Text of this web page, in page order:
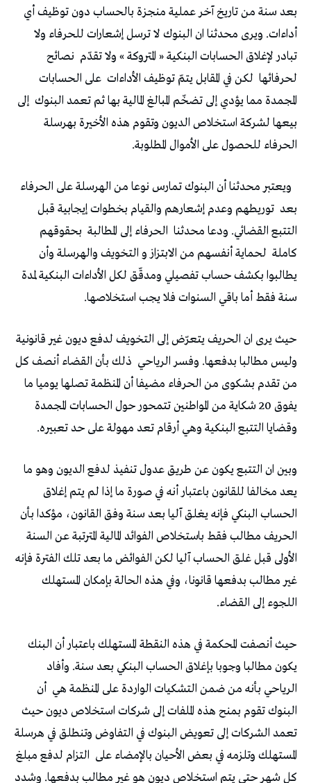
بعد سنة من تاريخ آخر عملية منجزة بالحساب دون توظيف أي
أداءات. ويرى محدثنا ان البنوك لا ترسل إشعارات للحرفاء ولا
تبادر لإغلاق الحسابات البنكية « المتروكة » ولا تقدّم نصائح
لحرفائها لكن في المقابل يتمّ توظيف الأداءات على الحسابات
المجمدة مما يؤدي إلى تضخّم المبالغ المالية بها ثم تعمد البنوك إلى
بيعها لشركة استخلاص الديون وتقوم هذه الأخيرة بهرسلة
الحرفاء للحصول على الأموال المطلوبة.
ويعتبر محدثنا أن البنوك تمارس نوعا من الهرسلة على الحرفاء
بعد توريطهم وعدم إشعارهم والقيام بخطوات إيجابية قبل
التتبع القضائي. ودعا محدثنا الحرفاء إلى المطالبة بحقوقهم
كاملة لحماية أنفسهم من الابتزاز و التخويف والهرسلة وأن
يطالبوا بكشف حساب تفصيلي ومدقّق لكل الأداءات البنكية لمدة
سنة فقط أما باقي السنوات فلا يجب استخلاصها.
حيث يرى ان الحريف يتعرّض إلى التخويف لدفع ديون غير قانونية
وليس مطالبا بدفعها. وفسر الرياحي ذلك بأن القضاء أنصف كل
من تقدم بشكوى من الحرفاء مضيفا أن المنظمة تصلها يوميا ما
يفوق 20 شكاية من المواطنين تتمحور حول الحسابات المجمدة
وقضايا التتبع البنكية وهي أرقام تعد مهولة على حد تعبيره.
وبين ان التتبع يكون عن طريق عدول تنفيذ لدفع الديون وهو ما
يعد مخالفا للقانون باعتبار أنه في صورة ما إذا لم يتم إغلاق
الحساب البنكي فإنه يغلق آليا بعد سنة وفق القانون، مؤكدا بأن
الحريف مطالب فقط باستخلاص الفوائد المالية المترتبة عن السنة
الأولى قبل غلق الحساب آليا لكن الفوائض ما بعد تلك الفترة فإنه
غير مطالب بدفعها قانونا، وفي هذه الحالة بإمكان المستهلك
اللجوء إلى القضاء.
حيث أنصفت المحكمة في هذه النقطة المستهلك باعتبار أن البنك
يكون مطالبا وجوبا بإغلاق الحساب البنكي بعد سنة. وأفاد
الرياحي بأنه من ضمن التشكيات الواردة على المنظمة هي أن
البنوك تقوم بمنح هذه الملفات إلى شركات استخلاص ديون حيث
تعمد الشركات إلى تعويض البنوك في التفاوض وتنطلق في هرسلة
المستهلك وتلزمه في بعض الأحيان بالإمضاء على التزام لدفع مبلغ
كل شهر حتى يتم استخلاص ديون هو غير مطالب بدفعها. وشدد